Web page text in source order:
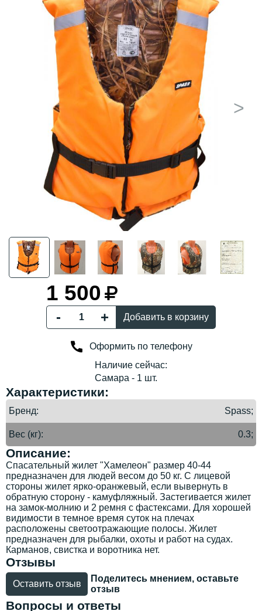
>
1 500
Добавить в корзину
Оформить по телефону
Наличие сейчас:
Самара - 1 шт.
Характеристики:
Бренд Spass;
Вес (кг) 0.3;
Описание:
Спасательный жилет "Хамелеон" размер 40-44
предназначен для людей весом до 50 кг. С лицевой
стороны жилет ярко-оранжевый, если вывернуть в
обратную сторону - камуфляжный. Застегивается жилет
на замок-молнию и 2 ремня с фастексами. Для хорошей
видимости в темное время суток на плечах
расположены светоотражающие полосы. Жилет
предназначен для рыбалки, охоты и работ на судах.
Карманов, свистка и воротника нет.
Отзывы
Оставить отзыв
Поделитесь мнением, оставьте
отзыв
Вопросы и ответы